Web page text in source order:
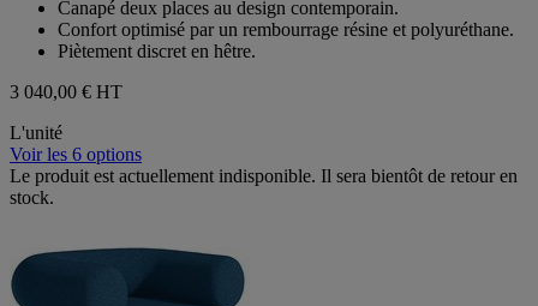
étoiles.
Canapé deux places au design contemporain.
Confort optimisé par un rembourrage résine et polyuréthane.
Piètement discret en hêtre.
3 040,00 € HT
L'unité
Voir les 6 options
Le produit est actuellement indisponible. Il sera bientôt de retour en
stock.